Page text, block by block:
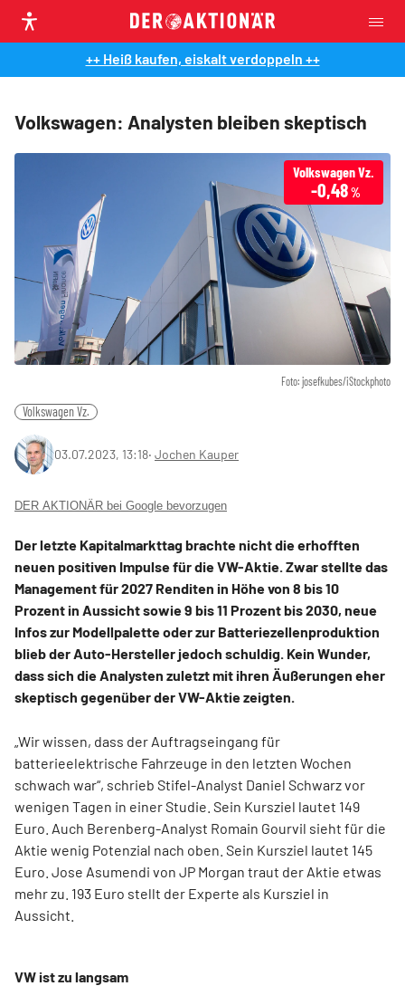
++ Heiß kaufen, eiskalt verdoppeln ++
Volkswagen: Analysten bleiben skeptisch
Foto: josefkubes/iStockphoto
Volkswagen Vz.
-0,48 %
Volkswagen Vz.
03.07.2023, 13:18‧ Jochen Kauper
DER AKTIONÄR bei Google bevorzugen
Der letzte Kapitalmarkttag brachte nicht die erhofften
neuen positiven Impulse für die VW-Aktie. Zwar stellte das
Management für 2027 Renditen in Höhe von 8 bis 10
Prozent in Aussicht sowie 9 bis 11 Prozent bis 2030, neue
Infos zur Modellpalette oder zur Batteriezellenproduktion
blieb der Auto-Hersteller jedoch schuldig. Kein Wunder,
dass sich die Analysten zuletzt mit ihren Äußerungen eher
skeptisch gegenüber der VW-Aktie zeigten.
„Wir wissen, dass der Auftragseingang für
batterieelektrische Fahrzeuge in den letzten Wochen
schwach war“, schrieb Stifel-Analyst Daniel Schwarz vor
wenigen Tagen in einer Studie. Sein Kursziel lautet 149
Euro. Auch Berenberg-Analyst Romain Gourvil sieht für die
Aktie wenig Potenzial nach oben. Sein Kursziel lautet 145
Euro. Jose Asumendi von JP Morgan traut der Aktie etwas
mehr zu. 193 Euro stellt der Experte als Kursziel in
Aussicht.
VW ist zu langsam